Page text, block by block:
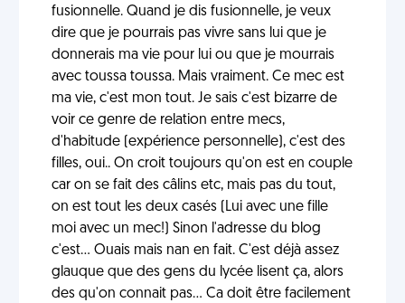
fusionnelle. Quand je dis fusionnelle, je veux
dire que je pourrais pas vivre sans lui que je
donnerais ma vie pour lui ou que je mourrais
avec toussa toussa. Mais vraiment. Ce mec est
ma vie, c'est mon tout. Je sais c'est bizarre de
voir ce genre de relation entre mecs,
d'habitude (expérience personnelle), c'est des
filles, oui.. On croit toujours qu'on est en couple
car on se fait des câlins etc, mais pas du tout,
on est tout les deux casés (Lui avec une fille
moi avec un mec!) Sinon l'adresse du blog
c'est... Ouais mais nan en fait. C'est déjà assez
glauque que des gens du lycée lisent ça, alors
des qu'on connait pas... Ca doit être facilement